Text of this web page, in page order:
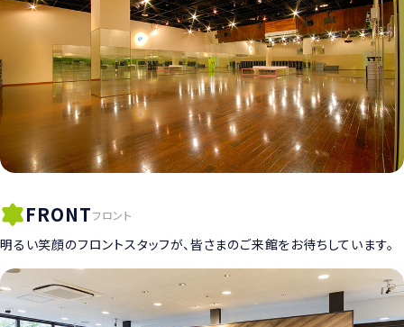
FRONTフロント
明るい笑顔のフロントスタッフが、皆さまのご来館をお待ちしています。